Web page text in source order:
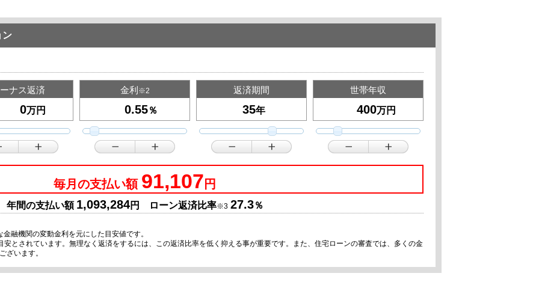
ン
ナス返済
万円
金利 ※2
％
返済期間
年
世帯年収
万円
毎月の支払い額 91,107 円
年間の支払い額 1,093,284円 ローン返済比率※3 27.3％
機関の変動金利を元にした目安値です。
されています。無理なく返済をするには、この返済比率を低く抑える事が重要です。また、住宅ローンの審査では、多くの金
ざいます。